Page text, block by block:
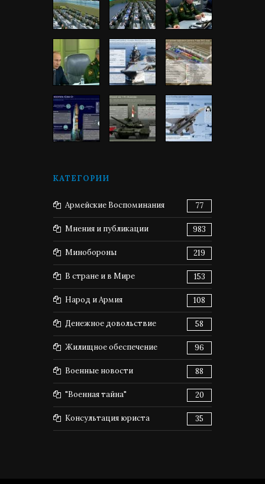
КАТЕГОРИИ
Армейские Воспоминания 77
Мнения и публикации 983
Минобороны 219
В стране и в Мире 153
Народ и Армия 108
Денежное довольствие 58
Жилищное обеспечение 96
Военные новости 88
"Военная тайна" 20
Консультация юриста 35